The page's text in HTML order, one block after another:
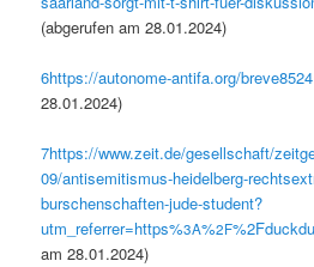
(abgerufen am 28.01.2024)
6https://autonome-antifa.org/breve8524
28.01.2024)
7https://www.zeit.de/gesellschaft/
09/antisemitismus-heidelberg-
burschenschaften-jude-student?
utm_referrer=https%3A%2F
am 28.01.2024)